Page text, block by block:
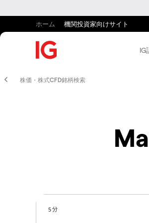
ホーム 機関投資家向けサイト
IG
株価・株式CFD銘柄検索
5 分